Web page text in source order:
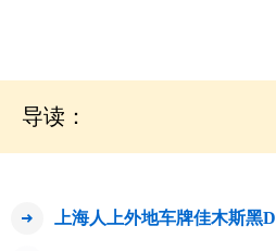
导读：
上海人上外地车牌佳木斯黑D